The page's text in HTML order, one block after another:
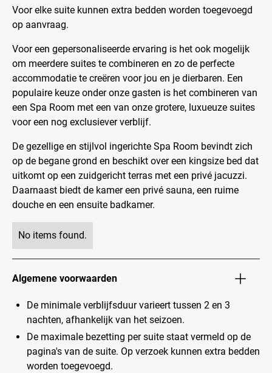
Voor elke suite kunnen extra bedden worden toegevoegd
op aanvraag.
Voor een gepersonaliseerde ervaring is het ook mogelijk
om meerdere suites te combineren en zo de perfecte
accommodatie te creëren voor jou en je dierbaren. Een
populaire keuze onder onze gasten is het combineren van
een Spa Room met een van onze grotere, luxueuze suites
voor een nog exclusiever verblijf.
De gezellige en stijlvol ingerichte Spa Room bevindt zich
op de begane grond en beschikt over een kingsize bed dat
uitkomt op een zuidgericht terras met een privé jacuzzi.
Daarnaast biedt de kamer een privé sauna, een ruime
douche en een ensuite badkamer.
No items found.
Algemene voorwaarden
De minimale verblijfsduur varieert tussen 2 en 3
nachten, afhankelijk van het seizoen.
De maximale bezetting per suite staat vermeld op de
pagina's van de suite. Op verzoek kunnen extra bedden
worden toegevoegd.